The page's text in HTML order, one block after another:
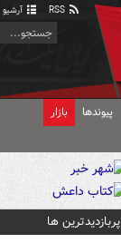
آرشیو
پیوندها بازار
پربازدیدترین ها